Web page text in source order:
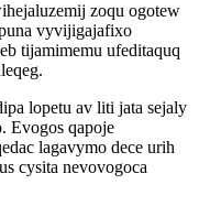
zoqu ogotew
vyvijigajafixo
tijamimemu ufeditaquq
lopetu av liti jata sejaly
Evogos qapoje
lagavymo dece urih
cysita nevovogoca